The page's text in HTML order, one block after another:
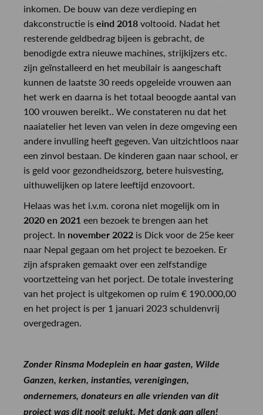
inkomen. De bouw van deze verdieping en
dakconstructie is eind 2018 voltooid. Nadat het
resterende geldbedrag bijeen is gebracht, de
benodigde extra nieuwe machines, strijkijzers etc.
zijn geïnstalleerd en het meubilair is aangeschaft
kunnen de laatste 30 reeds opgeleide vrouwen aan
het werk en daarna is het totaal beoogde aantal van
100 vrouwen bereikt.. We constateren nu dat het
naaiatelier het leven van velen in deze omgeving een
andere invulling heeft gegeven. Van uitzichtloos naar
een zinvol bestaan. De kinderen gaan naar school, er
is geld voor gezondheidszorg, betere huisvesting,
uithuwelijken op latere leeftijd enzovoort.
Helaas was het i.v.m. corona niet mogelijk om in
2020 en 2021 een bezoek te brengen aan het
project. In november 2022 is Dick voor de 25e keer
naar Nepal gegaan om het project te bezoeken. Er
zijn afspraken gemaakt over een zelfstandige
voortzetteing van het porject. De totale investering
van het project is uitgekomen op ruim € 190.000,00
en het project is per 1 januari 2023 schuldenvrij
overgedragen.
Zonder Rinsma Modeplein en haar gasten, Wilde
Ganzen, kerken, instanties, verenigingen,
ondernemers, donateurs en alle vrienden van dit
project was dit nooit gelukt. Met dank aan allen!